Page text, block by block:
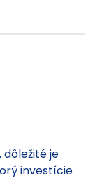
dôležité je
investície